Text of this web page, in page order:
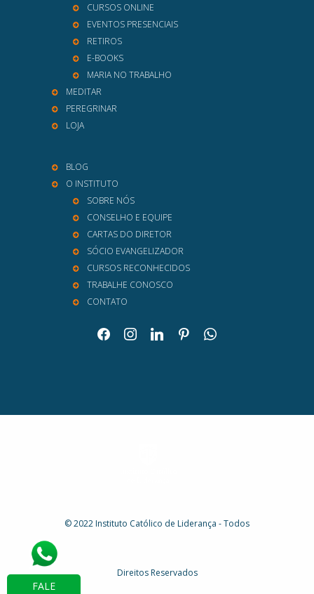
CURSOS ONLINE
EVENTOS PRESENCIAIS
RETIROS
E-BOOKS
MARIA NO TRABALHO
MEDITAR
PEREGRINAR
LOJA
BLOG
O INSTITUTO
SOBRE NÓS
CONSELHO E EQUIPE
CARTAS DO DIRETOR
SÓCIO EVANGELIZADOR
CURSOS RECONHECIDOS
TRABALHE CONOSCO
CONTATO
facebookinstagramlinkedinpinterestwhatsapp
© 2022 Instituto Católico de Liderança - Todos
Direitos Reservados
FALE